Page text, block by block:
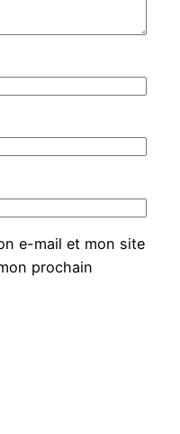
e-mail et mon site
prochain